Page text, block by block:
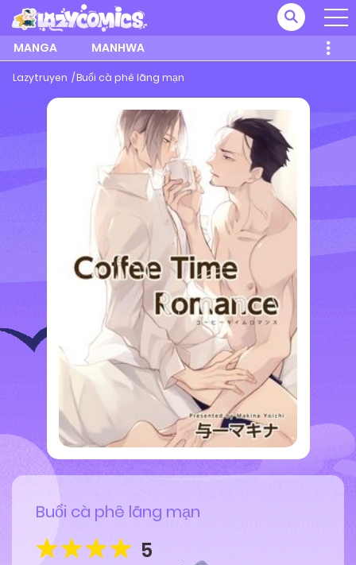
MANGA MANHWA
Lazytruyen Buổi cà phê lãng mạn
Buổi cà phê lãng mạn
5